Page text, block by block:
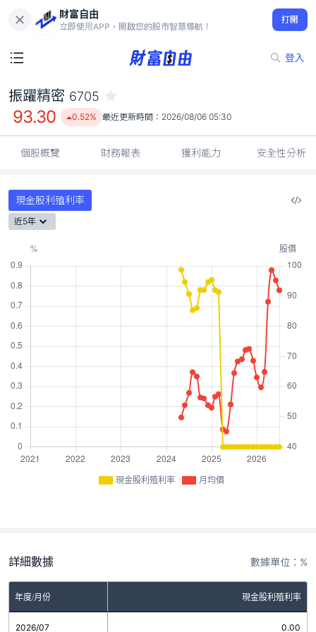
財富自由
立即使用APP，開啟您的股市智慧導航！
打開
登入
93.30
0.52%
振躍精密 6705
93.30 0.52% 最近更新時間： 2026/08/06 05:30
個股概覽 財務報表 獲利能力 安全性分析
現金股利殖利率
近5年
現金股利殖利率 月均價
詳細數據 數據單位：%
年度/月份 現金股利殖利率
2026/07 0.00